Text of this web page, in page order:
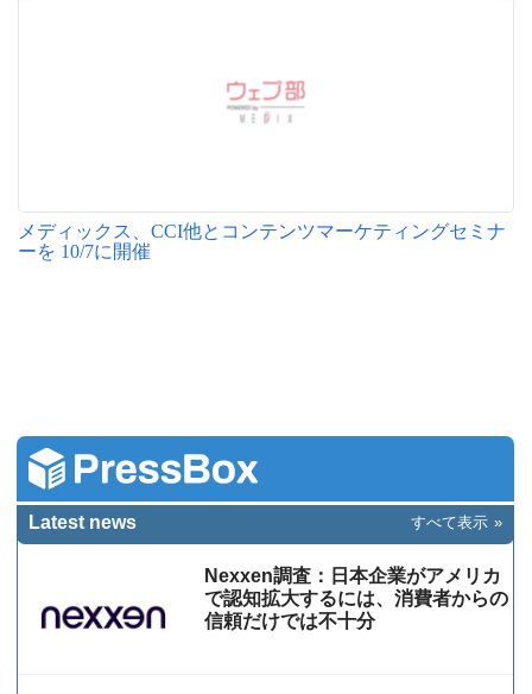
メディックス、CCI他とコンテンツマーケティングセミナ
ーを 10/7に開催
Latest news すべて表示
Nexxen調査：日本企業がアメリカ
で認知拡大するには、消費者からの
信頼だけでは不十分